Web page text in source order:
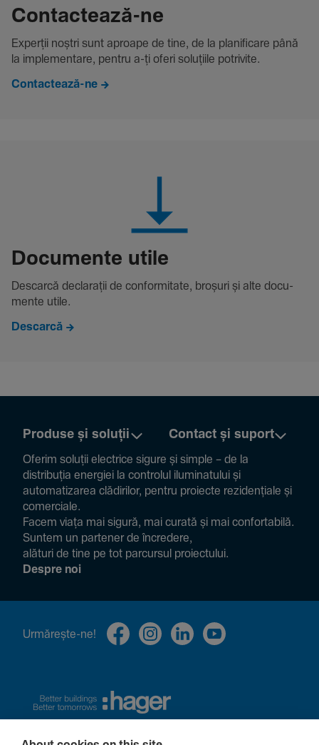
Contac­tează-ne
Experții noștri sunt aproape de tine, de la plani­fi­care până
la imple­men­tare, pentru a-ți oferi solu­țiile potri­vite.
Contactează-ne
Docu­mente utile
Descarcă decla­rații de conformitate, broșuri și alte docu­
mente utile.
Descarcă
Produse și soluții Contact și suport
Oferim soluții electrice sigure și simple – de la
distribuția energiei la controlul ilumi­na­tului și
auto­ma­ti­zarea clădi­rilor, pentru proiecte rezi­den­țiale și
comer­ciale.
Facem viața mai sigură, mai curată și mai confor­ta­bilă.
Suntem un partener de încre­dere,
alături de tine pe tot parcursul proiec­tului.
Despre noi
Urmă­rește-ne!